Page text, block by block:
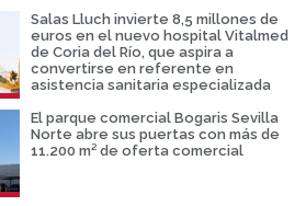
Salas Lluch invierte 8,5 millones de
euros en el nuevo hospital Vitalmed
de Coria del Río, que aspira a
convertirse en referente en
asistencia sanitaria especializada
El parque comercial Bogaris Sevilla
Norte abre sus puertas con más de
11.200 m² de oferta comercial